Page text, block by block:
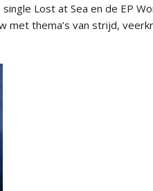
Lost at Sea en de EP
thema’s van strijd,